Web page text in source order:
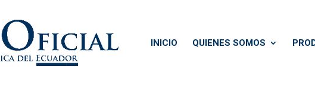
INICIO QUIENES SOMOS